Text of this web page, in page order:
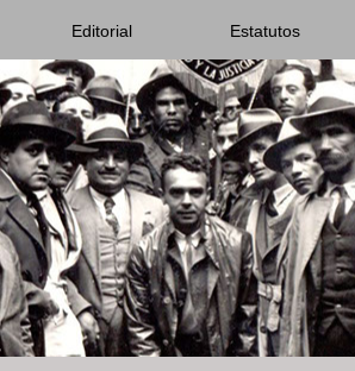
Editorial Estatutos